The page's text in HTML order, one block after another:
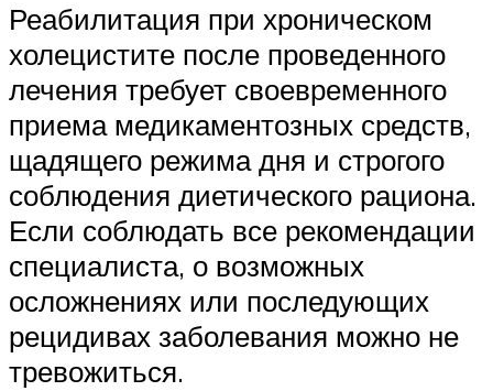
Реабилитация при хроническом
холецистите после проведенного
лечения требует своевременного
приема медикаментозных средств,
щадящего режима дня и строгого
соблюдения диетического рациона.
Если соблюдать все рекомендации
специалиста, о возможных
осложнениях или последующих
рецидивах заболевания можно не
тревожиться.